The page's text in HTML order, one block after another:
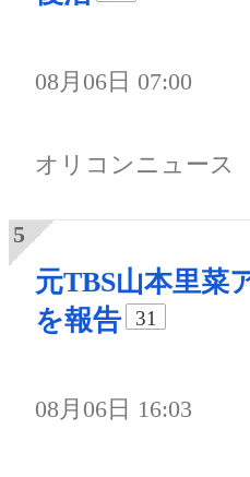
08月06日 07:00
オリコンニュース
元TBS山本里菜
を報告
31
08月06日 16:03